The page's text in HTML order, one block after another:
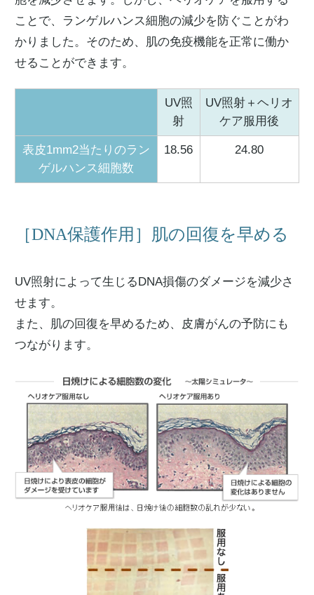
ことで、ランゲルハンス細胞の減少を防ぐことがわ
かりました。そのため、肌の免疫機能を正常に働か
せることができます。
UV照
射
UV照射＋ヘリオ
ケア服用後
表皮1mm2当たりのラン
ゲルハンス細胞数
18.56 24.80
［DNA保護作用］肌の回復を早める
UV照射によって生じるDNA損傷のダメージを減少さ
せます。
また、肌の回復を早めるため、皮膚がんの予防にも
つながります。